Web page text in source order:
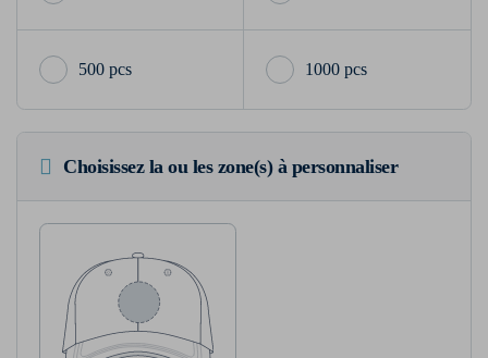
500 pcs 1000 pcs
Choisissez la ou les zone(s) à personnaliser